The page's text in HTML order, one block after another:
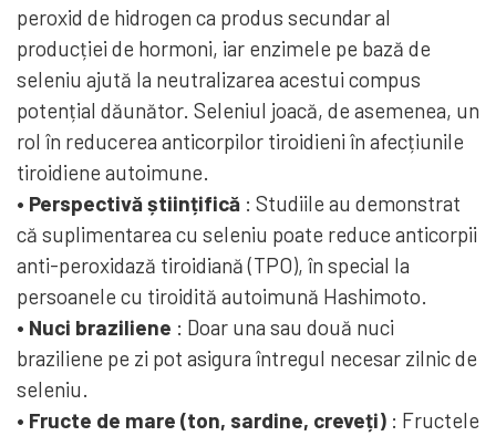
peroxid de hidrogen ca produs secundar al
producției de hormoni, iar enzimele pe bază de
seleniu ajută la neutralizarea acestui compus
potențial dăunător. Seleniul joacă, de asemenea, un
rol în reducerea anticorpilor tiroidieni în afecțiunile
tiroidiene autoimune.
• Perspectivă științifică : Studiile au demonstrat
că suplimentarea cu seleniu poate reduce anticorpii
anti-peroxidază tiroidiană (TPO), în special la
persoanele cu tiroidită autoimună Hashimoto.
• Nuci braziliene : Doar una sau două nuci
braziliene pe zi pot asigura întregul necesar zilnic de
seleniu.
• Fructe de mare (ton, sardine, creveți) : Fructele